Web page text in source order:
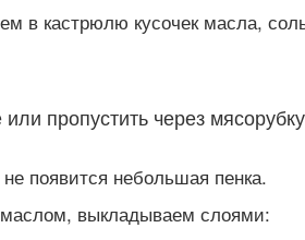
в кастрюлю кусочек масла,
пропустить через
появится небольшая пенка.
выкладываем слоями: